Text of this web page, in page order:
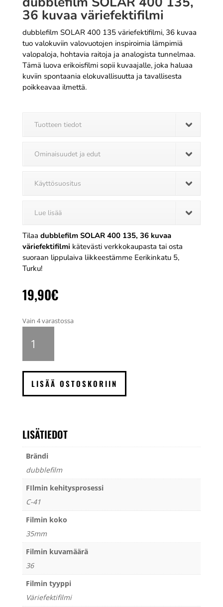
36 kuvaa väriefektifilmi
dubblefilm SOLAR 400 135 väriefektifilmi, 36 kuvaa
tuo valokuviin valovuotojen inspiroimia lämpimiä
valopaloja, hohtavia raitoja ja analogista tunnelmaa.
Tämä luova erikoisfilmi sopii kuvaajalle, joka haluaa
kuviin spontaania elokuvallisuutta ja tavallisesta
poikkeavaa ilmettä.
Tuotteen tiedot
Ominaisuudet ja edut
Käyttösuositus
Lue lisää
Tilaa dubblefilm SOLAR 400 135, 36 kuvaa
väriefektifilmi kätevästi verkkokaupasta tai osta
suoraan lippulaiva liikkeestämme Eerikinkatu 5,
Turku!
19,90€
Vain 4 varastossa
SOLAR
kuvaa
LISÄÄ OSTOSKORIIN
LISÄTIEDOT
Brändi
dubblefilm
FIlmin kehitysprosessi
C-41
Filmin koko
35mm
Filmin kuvamäärä
36
Filmin tyyppi
Väriefektifilmi